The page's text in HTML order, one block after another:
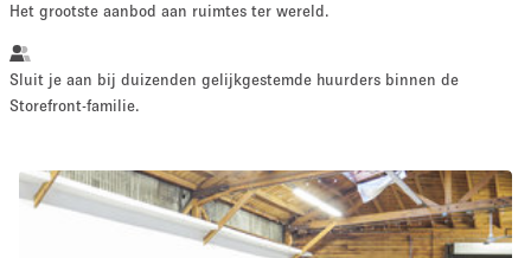
Winkel
Het grootste aanbod aan ruimtes ter wereld.
Sluit je aan bij duizenden gelijkgestemde huurders binnen de
Storefront-familie.